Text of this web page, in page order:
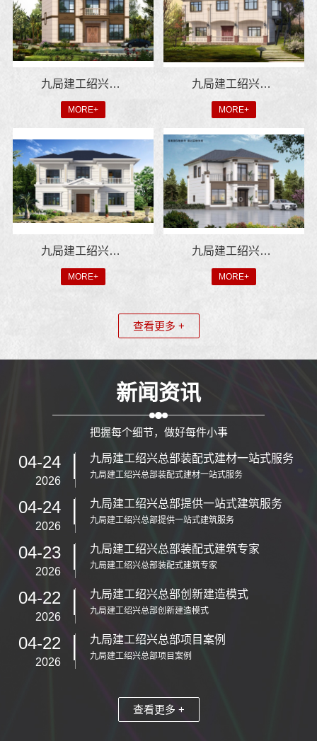
九局建工绍兴总部助力绍兴城市建设
MORE+
九局建工绍兴总部：打造绿色智能装配式住宅
MORE+
九局建工绍兴总部 装配式建筑专家
MORE+
九局建工绍兴总部一站式装配式建筑解决方案
MORE+
查看更多 +
新闻资讯
把握每个细节，做好每件小事
04-24
2026
九局建工绍兴总部装配式建材一站式服务
九局建工绍兴总部装配式建材一站式服务
04-24
2026
九局建工绍兴总部提供一站式建筑服务
九局建工绍兴总部提供一站式建筑服务
04-23
2026
九局建工绍兴总部装配式建筑专家
九局建工绍兴总部装配式建筑专家
04-22
2026
九局建工绍兴总部创新建造模式
九局建工绍兴总部创新建造模式
04-22
2026
九局建工绍兴总部项目案例
九局建工绍兴总部项目案例
查看更多 +